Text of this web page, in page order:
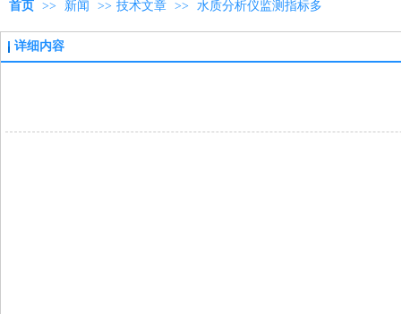
首页 >> 新闻 >> 技术文章 >> 水质分析仪监测指标多
详细内容